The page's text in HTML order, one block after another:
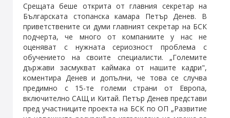
Срещата беше открита от главния секретар на
Българската стопанска камара Петър Денев. В
приветствените си думи главният секретар на БСК
подчерта, че много от компаниите у нас не
оценяват с нужната сериозност проблема с
обучението на своите специалисти. „Големите
държави засмукват каймака от нашите кадри",
коментира Денев и допълни, че това се случва
предимно с 15-те големи страни от Европа,
включително САЩ и Китай. Петър Денев представи
пред участниците проекта на БСК по ОП „Развитие